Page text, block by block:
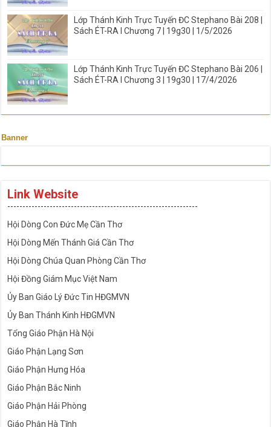
Lớp Thánh Kinh Trực Tuyến ĐC Stephano Bài 208 |
Sách ÉT-RA I Chương 7 | 19g30 | 1/5/2026
Lớp Thánh Kinh Trực Tuyến ĐC Stephano Bài 206 |
Sách ÉT-RA I Chương 3 | 19g30 | 17/4/2026
Banner
Link Website
---------------------------------------------------------------
Hội Dòng Con Đức Mẹ Cần Thơ
Hội Dòng Mến Thánh Giá Cần Thơ
Hội Dòng Chúa Quan Phòng Cần Thơ
Hội Đồng Giám Mục Việt Nam
Ủy Ban Giáo Lý Đức Tin HĐGMVN
Ủy Ban Thánh Kinh HĐGMVN
Tổng Giáo Phận Hà Nội
Giáo Phận Lạng Sơn
Giáo Phận Hưng Hóa
Giáo Phận Bắc Ninh
Giáo Phận Hải Phòng
Giáo Phận Hà Tĩnh